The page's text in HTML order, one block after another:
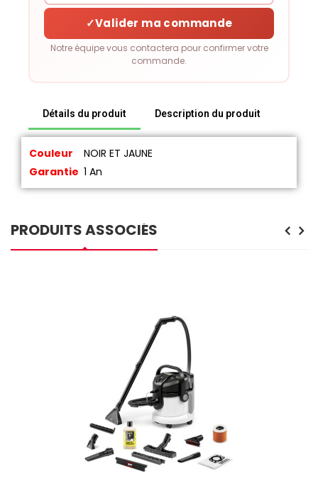
✓Valider ma commande
Notre équipe vous contactera pour confirmer votre
commande.
Détails du produit Description du produit
Couleur
NOIR ET JAUNE
Garantie 1 An
PRODUITS ASSOCIÉS